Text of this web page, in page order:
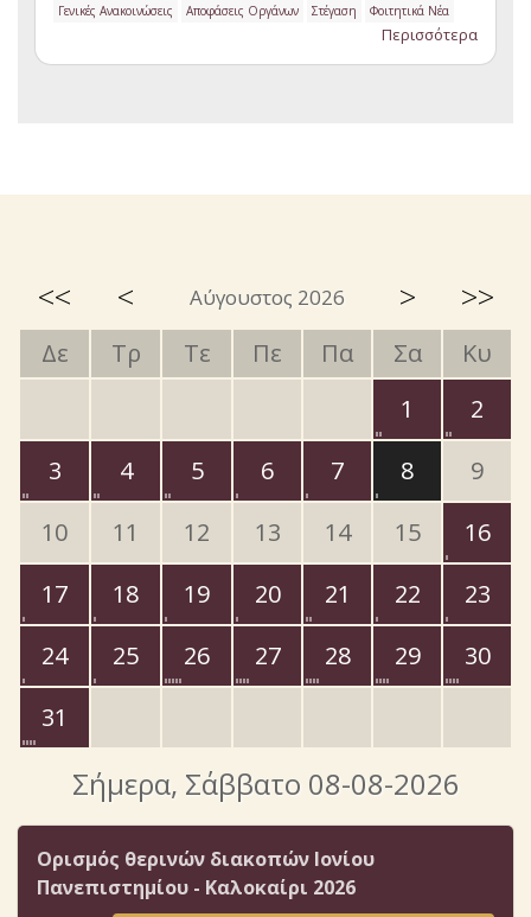
Γενικές Ανακοινώσεις Αποφάσεις Οργάνων Στέγαση Φοιτητικά Νέα
Περισσότερα
<< < Αύγουστος 2026 > >>
Δε Τρ Τε Πε Πα Σα
Κυ
1
2
3
4 5 6 7 8
9
10
11 12 13 14 15
16
17
18 19 20 21 22
23
24
25 26 27 28 29
30
31
Σήμερα, Σάββατο 08-08-2026
Ορισμός θερινών διακοπών Ιονίου
Πανεπιστημίου - Καλοκαίρι 2026